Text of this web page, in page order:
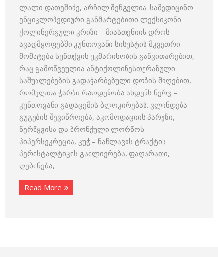
ლალი დათეშიძე, არჩილ შენგელია. სამედიცინო
ენციკლოპედიური განმარტებითი ლექსიკონი
ქოლინერგული კრიზი – მიასთენიის დროს
ავადმყოფებში კუნთოვანი სისუსტის მკვეთრი
მომატება სუნთქვის უკმარისობის განვითარებით,
რაც გამოწვეულია ანტიქოლინესთერაზული
საშუალებების გადაჭარბებული დოზის მიღებით,
რომელთა ჭარბი რაოდენობა ახდენს ნერვ –
კუნთოვანი გადაცემის ბლოკირებას. ვლინდება
გუგების შევიწროება, აკომოდაციის პარეზი,
ნერწყვისა და ბრონქული ლორწოს
ჰიპერსეკრეცია, კუჭ – ნაწლავის ტრაქტის
პერისტალტიკის გაძლიერება, ფაღარათი,
ღებინება,
Read More